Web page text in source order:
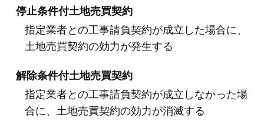
停止条件付土地売買契約
指定業者との工事請負契約が成立した場合に、
土地売買契約の効力が発生する
解除条件付土地売買契約
指定業者との工事請負契約が成立しなかった場
合に、土地売買契約の効力が消滅する